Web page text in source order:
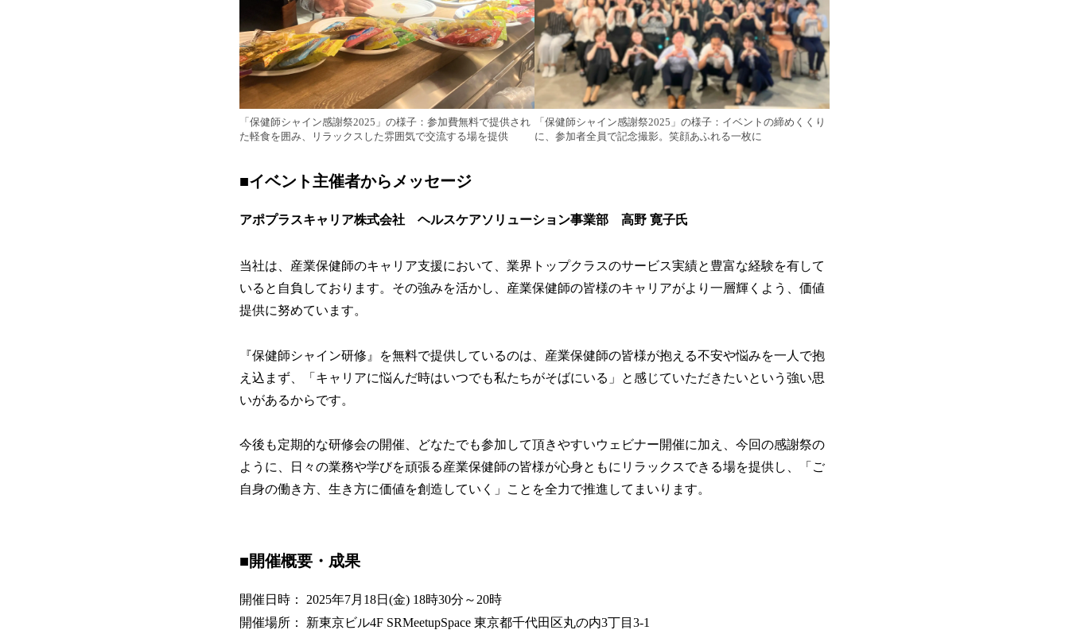
「保健師シャイン感謝祭2025」の様子：参加費無料で提供され
た軽食を囲み、リラックスした雰囲気で交流する場を提供
「保健師シャイン感謝祭2025」の様子：イベントの締めくくり
に、参加者全員で記念撮影。笑顔あふれる一枚に
■イベント主催者からメッセージ
アポプラスキャリア株式会社 ヘルスケアソリューション事業部 高野 寛子氏
当社は、産業保健師のキャリア支援において、業界トップクラスのサービス実績と豊富な経験を有して
いると自負しております。その強みを活かし、産業保健師の皆様のキャリアがより一層輝くよう、価値
提供に努めています。
『保健師シャイン研修』を無料で提供しているのは、産業保健師の皆様が抱える不安や悩みを一人で抱
え込まず、「キャリアに悩んだ時はいつでも私たちがそばにいる」と感じていただきたいという強い思
いがあるからです。
今後も定期的な研修会の開催、どなたでも参加して頂きやすいウェビナー開催に加え、今回の感謝祭の
ように、日々の業務や学びを頑張る産業保健師の皆様が心身ともにリラックスできる場を提供し、「ご
自身の働き方、生き方に価値を創造していく」ことを全力で推進してまいります。
■開催概要・成果
開催日時： 2025年7月18日(金) 18時30分～20時
開催場所： 新東京ビル4F SRMeetupSpace 東京都千代田区丸の内3丁目3-1